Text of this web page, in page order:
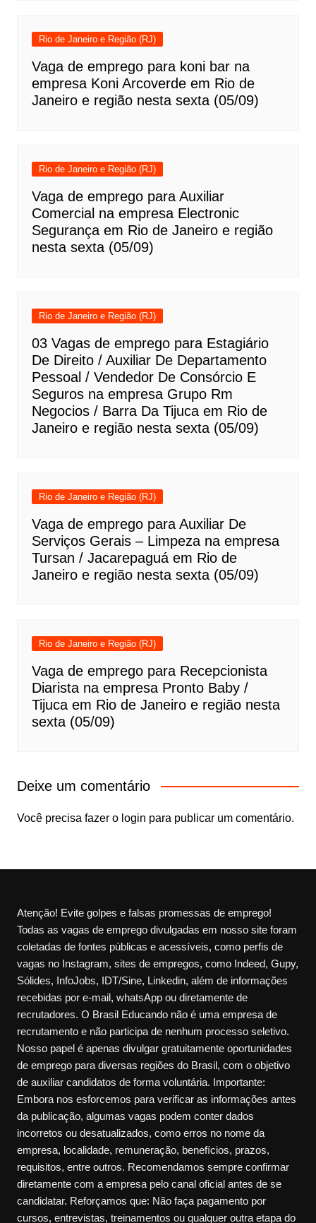
Rio de Janeiro e Região (RJ)
Vaga de emprego para koni bar na
empresa Koni Arcoverde em Rio de
Janeiro e região nesta sexta (05/09)
Rio de Janeiro e Região (RJ)
Vaga de emprego para Auxiliar
Comercial na empresa Electronic
Segurança em Rio de Janeiro e região
nesta sexta (05/09)
Rio de Janeiro e Região (RJ)
03 Vagas de emprego para Estagiário
De Direito / Auxiliar De Departamento
Pessoal / Vendedor De Consórcio E
Seguros na empresa Grupo Rm
Negocios / Barra Da Tijuca em Rio de
Janeiro e região nesta sexta (05/09)
Rio de Janeiro e Região (RJ)
Vaga de emprego para Auxiliar De
Serviços Gerais – Limpeza na empresa
Tursan / Jacarepaguá em Rio de
Janeiro e região nesta sexta (05/09)
Rio de Janeiro e Região (RJ)
Vaga de emprego para Recepcionista
Diarista na empresa Pronto Baby /
Tijuca em Rio de Janeiro e região nesta
sexta (05/09)
Deixe um comentário
Você precisa fazer o login para publicar um comentário.
Atenção! Evite golpes e falsas promessas de emprego!
Todas as vagas de emprego divulgadas em nosso site foram
coletadas de fontes públicas e acessíveis, como perfis de
vagas no Instagram, sites de empregos, como Indeed, Gupy,
Sólides, InfoJobs, IDT/Sine, Linkedin, além de informações
recebidas por e-mail, whatsApp ou diretamente de
recrutadores. O Brasil Educando não é uma empresa de
recrutamento e não participa de nenhum processo seletivo.
Nosso papel é apenas divulgar gratuitamente oportunidades
de emprego para diversas regiões do Brasil, com o objetivo
de auxiliar candidatos de forma voluntária. Importante:
Embora nos esforcemos para verificar as informações antes
da publicação, algumas vagas podem conter dados
incorretos ou desatualizados, como erros no nome da
empresa, localidade, remuneração, benefícios, prazos,
requisitos, entre outros. Recomendamos sempre confirmar
diretamente com a empresa pelo canal oficial antes de se
candidatar. Reforçamos que: Não faça pagamento por
cursos, entrevistas, treinamentos ou qualquer outra etapa do